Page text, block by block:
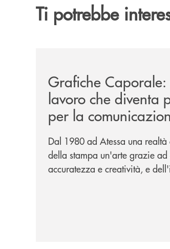
Ti potrebbe
Grafiche Caporale:
lavoro che diventa
per la
Dal 1980 ad Atessa una realtà
della stampa un'arte grazie
accuratezza e creatività, e